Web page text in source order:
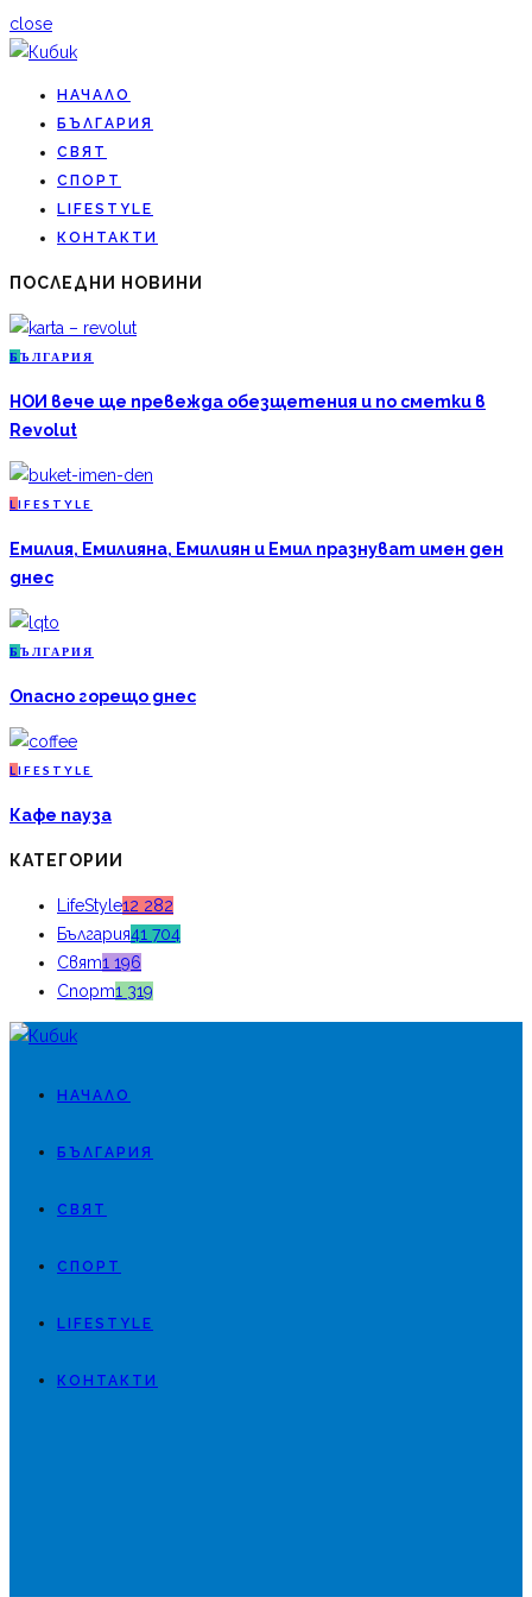
close
НАЧАЛО
БЪЛГАРИЯ
СВЯТ
СПОРТ
LIFESTYLE
КОНТАКТИ
ПОСЛЕДНИ НОВИНИ
Б ЪЛГАРИЯ
НОИ вече ще превежда обезщетения и по сметки в
Revolut
L IFESTYLE
Емилия, Емилияна, Емилиян и Емил празнуват имен ден
днес
Б ЪЛГАРИЯ
Опасно горещо днес
L IFESTYLE
Кафе пауза
КАТЕГОРИИ
LifeStyle12 282
България41 704
Свят1 196
Спорт1 319
НАЧАЛО
БЪЛГАРИЯ
СВЯТ
СПОРТ
LIFESTYLE
КОНТАКТИ